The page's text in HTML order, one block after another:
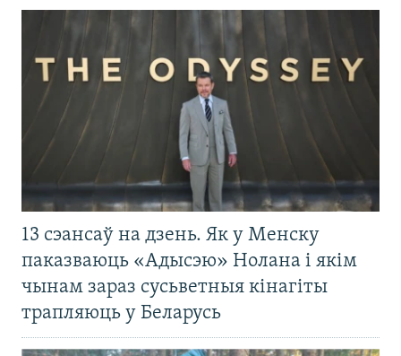
13 сэансаў на дзень. Як у Менску
паказваюць «Адысэю» Нолана і якім
чынам зараз сусьветныя кінагіты
трапляюць у Беларусь